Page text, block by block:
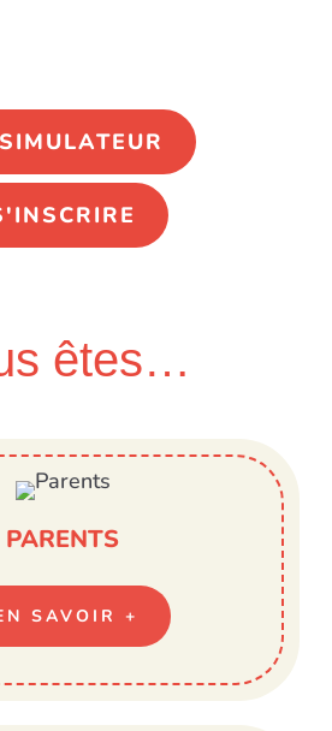
SIMULATEUR
êtes…
PARENTS
SAVOIR +